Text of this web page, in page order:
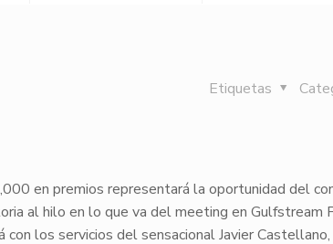
Etiquetas
en premios representará la oportunidad del
al hilo en lo que va del meeting en Gulfstream
los servicios del sensacional Javier Castellano,